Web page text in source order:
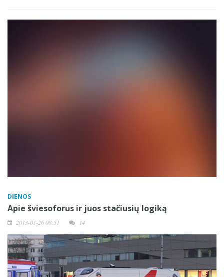
DIENOS
Apie šviesoforus ir juos stačiusių logiką
2013-01-26 08:51 14